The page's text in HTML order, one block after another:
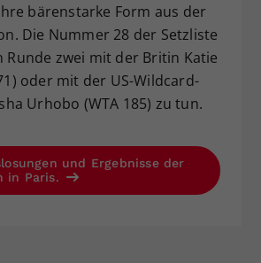
bärenstarke Form aus der
Die Nummer 28 der Setzliste
Runde zwei mit der Britin Katie
oder mit der US-Wildcard-
Urhobo (WTA 185) zu tun.
und Ergebnisse der
in Paris.